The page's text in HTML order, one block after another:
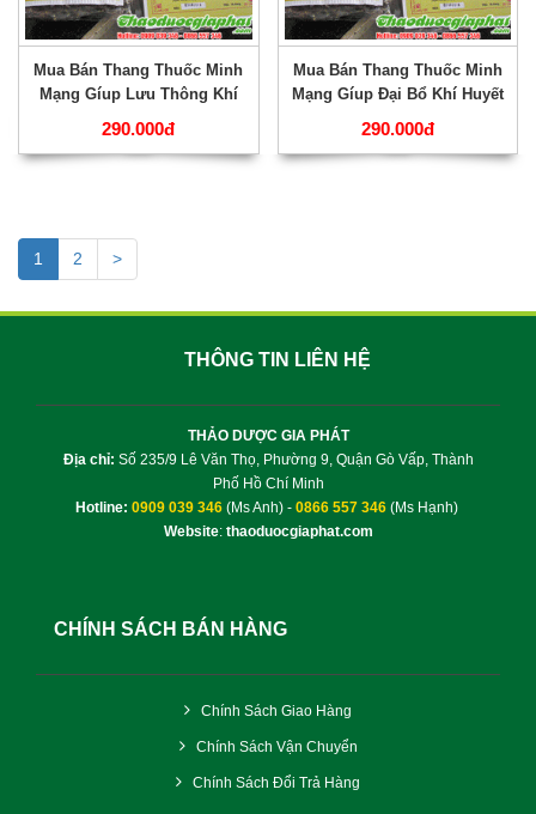
Mua Bán Thang Thuốc Minh
Mạng Gíup Lưu Thông Khí
290.000đ
Mua Bán Thang Thuốc Minh
Mạng Gíup Đại Bổ Khí Huyết
290.000đ
1 2 >
THÔNG TIN LIÊN HỆ
THẢO DƯỢC GIA PHÁT
Địa chỉ: Số 235/9 Lê Văn Thọ, Phường 9, Quận Gò Vấp, Thành
Phố Hồ Chí Minh
Hotline: 0909 039 346 (Ms Anh) - 0866 557 346(Ms Hạnh)
Website: thaoduocgiaphat.com
CHÍNH SÁCH BÁN HÀNG
Chính Sách Giao Hàng
Chính Sách Vận Chuyển
Chính Sách Đổi Trả Hàng